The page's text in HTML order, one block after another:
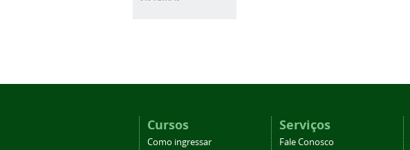
Cursos
Como ingressar
Serviços
Fale Conosco